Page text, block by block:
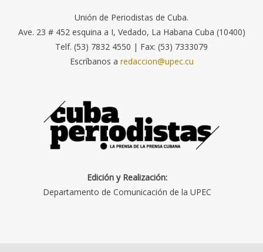
Unión de Periodistas de Cuba.
Ave. 23 # 452 esquina a I, Vedado, La Habana Cuba (10400)
Telf. (53) 7832 4550 | Fax: (53) 7333079
Escríbanos a redaccion@upec.cu
Edición y Realización:
Departamento de Comunicación de la UPEC